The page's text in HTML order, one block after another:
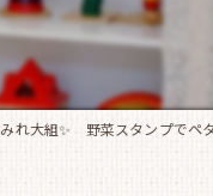
英会話教室
布摩擦
れ大組✨ 野菜スタンプでペ